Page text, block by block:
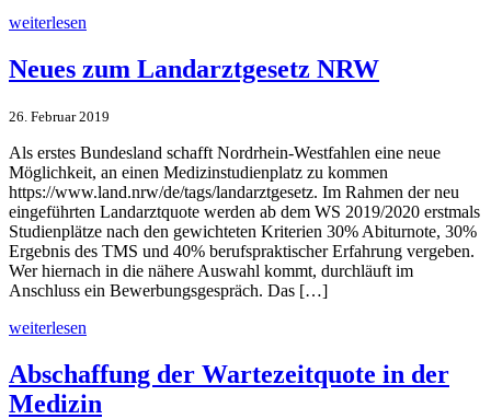
weiterlesen
Neues zum Landarztgesetz NRW
26. Februar 2019
Als erstes Bundesland schafft Nordrhein-Westfahlen eine neue
Möglichkeit, an einen Medizinstudienplatz zu kommen
https://www.land.nrw/de/tags/landarztgesetz. Im Rahmen der neu
eingeführten Landarztquote werden ab dem WS 2019/2020 erstmals
Studienplätze nach den gewichteten Kriterien 30% Abiturnote, 30%
Ergebnis des TMS und 40% berufspraktischer Erfahrung vergeben.
Wer hiernach in die nähere Auswahl kommt, durchläuft im
Anschluss ein Bewerbungsgespräch. Das […]
weiterlesen
Abschaffung der Wartezeitquote in der
Medizin